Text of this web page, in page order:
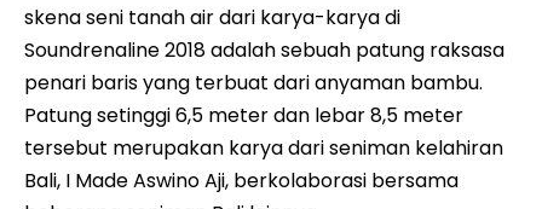
skena seni tanah air dari karya-karya di
Soundrenaline 2018 adalah sebuah patung raksasa
penari baris yang terbuat dari anyaman bambu.
Patung setinggi 6,5 meter dan lebar 8,5 meter
tersebut merupakan karya dari seniman kelahiran
Bali, I Made Aswino Aji, berkolaborasi bersama